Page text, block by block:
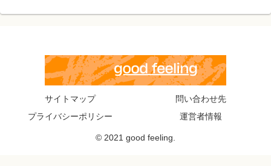
サイトマップ
問い合わせ先
プライバシーポリシー
運営者情報
© 2021 good feeling.